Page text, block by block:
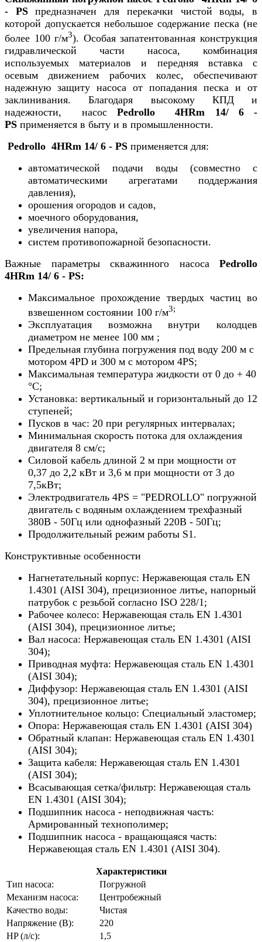
- PSпредназначен для перекачки чистой воды, в
которой допускается небольшое содержание песка (не
более 100 г/м3). Особая запатентованная конструкция
гидравлической части насоса, комбинация
используемых материалов и передняя вставка с
осевым движением рабочих колес, обеспечивают
надежную защиту насоса от попадания песка и от
заклинивания. Благодаря высокому КПД и
надежности, насос Pedrollo 4HRm 14/ 6 -
PS применяется в быту и в промышленности.
Pedrollo 4HRm 14/ 6 - PS применяется для:
автоматической подачи воды (совместно с
автоматическими агрегатами поддержания
давления),
орошения огородов и садов,
моечного оборудования,
увеличения напора,
систем противопожарной безопасности.
Важные параметры скважинного насоса Pedrollo
4HRm 14/ 6 - PS:
Максимальное прохождение твердых частиц во
взвешенном состоянии 100 г/м3;
Эксплуатация возможна внутри колодцев
диаметром не менее 100 мм ;
Предельная глубина погружения под воду 200 м с
мотором 4PD и 300 м с мотором 4PS;
Максимальная температура жидкости от 0 до + 40
°С;
Установка: вертикальный и горизонтальный до 12
ступеней;
Пусков в час: 20 при регулярных интервалах;
Минимальная скорость потока для охлаждения
двигателя 8 см/с;
Силовой кабель длиной 2 м при мощности от
0,37 до 2,2 кВт и 3,6 м при мощности от 3 до
7,5кВт;
Электродвигатель 4PS = "PEDROLLO" погружной
двигатель с водяным охлаждением трехфазный
380В - 50Гц или однофазный 220В - 50Гц;
Продолжительный режим работы S1.
Конструктивные особенности
Нагнетательный корпус: Нержавеющая сталь EN
1.4301 (AISI 304), прецизионное литье, напорный
патрубок с резьбой согласно ISO 228/1;
Рабочее колесо: Нержавеющая сталь EN 1.4301
(AISI 304), прецизионное литье;
Вал насоса: Нержавеющая сталь EN 1.4301 (AISI
304);
Приводная муфта: Нержавеющая сталь EN 1.4301
(AISI 304);
Диффузор: Нержавеющая сталь EN 1.4301 (AISI
304), прецизионное литье;
Уплотнительное кольцо: Специальный эластомер;
Опора: Нержавеющая сталь EN 1.4301 (AISI 304)
Обратный клапан: Нержавеющая сталь EN 1.4301
(AISI 304);
Защита кабеля: Нержавеющая сталь EN 1.4301
(AISI 304);
Всасывающая сетка/фильтр: Нержавеющая сталь
EN 1.4301 (AISI 304);
Подшипник насоса - неподвижная часть:
Армированный технополимер;
Подшипник насоса - вращающаяся часть:
Нержавеющая сталь EN 1.4301 (AISI 304).
Характеристики
Тип насоса:
Погружной
Механизм насоса:
Центробежный
Качество воды:
Чистая
Напряжение (В):
220
HP (л/с):
1,5